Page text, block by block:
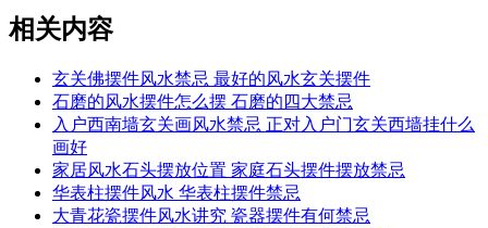
相关内容
玄关佛摆件风水禁忌 最好的风水玄关摆件
石磨的风水摆件怎么摆 石磨的四大禁忌
入户西南墙玄关画风水禁忌 正对入户门玄关西墙挂什么
画好
家居风水石头摆放位置 家庭石头摆件摆放禁忌
华表柱摆件风水 华表柱摆件禁忌
大青花瓷摆件风水讲究 瓷器摆件有何禁忌